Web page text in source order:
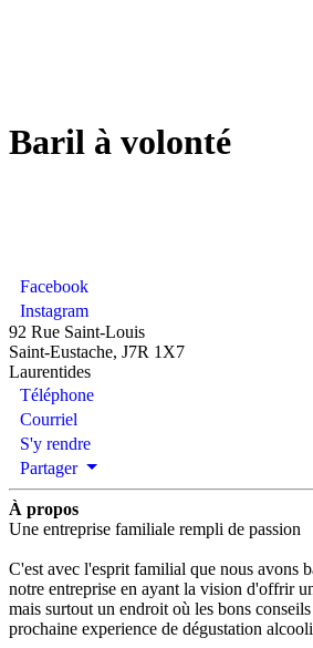
Baril à volonté
Facebook
Instagram
92 Rue Saint-Louis
Saint-Eustache, J7R 1X7
Laurentides
Téléphone
Courriel
S'y rendre
Partager
À propos
Une entreprise familiale rempli de passion
C'est avec l'esprit familial que nous avons
notre entreprise en ayant la vision d'offrir
mais surtout un endroit où les bons
prochaine experience de dégustation